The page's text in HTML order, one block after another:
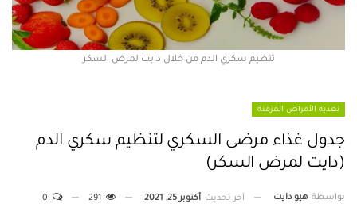
تنظيم سكري الدم من خلال دايت لمرض السكر
تغذية الأمراض المزمنة
جدول غذاء مرضى السكري لتنظيم سكري الدم
(دايت لمرض السكر)
بواسطة هيو دايت آخر تحديث أكتوبر 25, 2021